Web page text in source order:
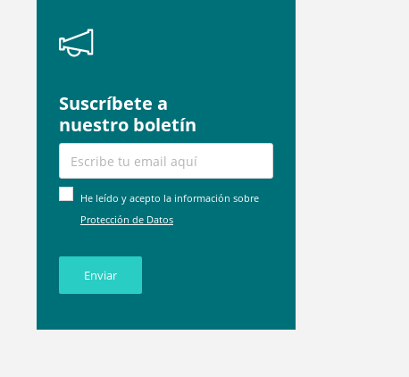
Suscríbete a
nuestro boletín
He leído y acepto la información sobre
Protección de Datos
Enviar